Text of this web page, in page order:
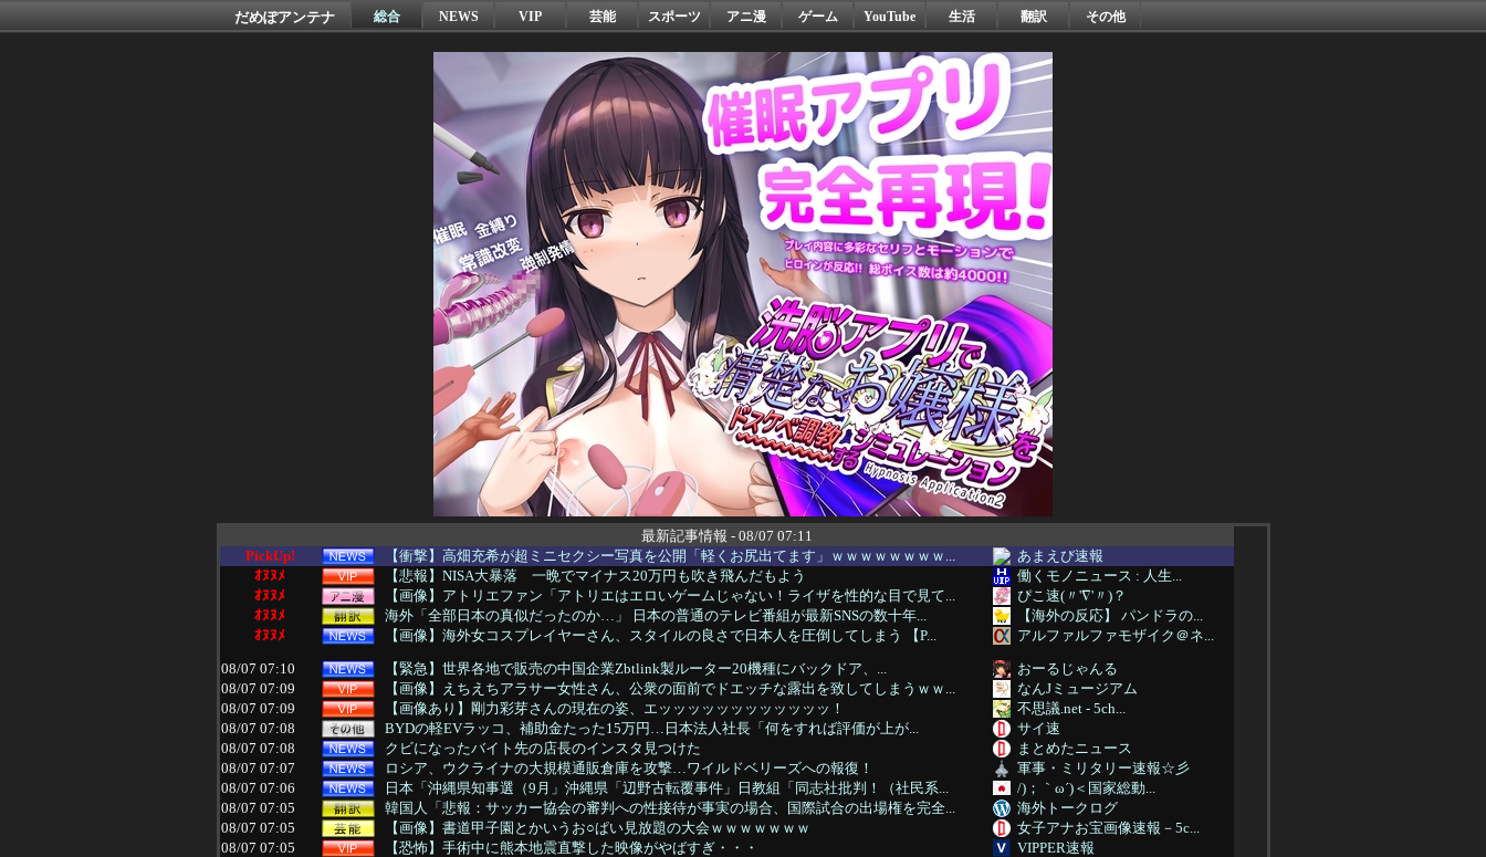
だめぽアンテナ 総合 NEWS VIP 芸能 スポーツ アニ漫 ゲーム YouTube 生活 翻訳 その他
最新記事情報 - 08/07 07:11
PickUp!
【衝撃】高畑充希が超ミニセクシー写真を公開「軽くお尻出てます」ｗｗｗｗｗｗｗｗ...
あまえび速報
ｵﾇﾇﾒ
【悲報】NISA大暴落 一晩でマイナス20万円も吹き飛んだもよう
働くモノニュース : 人生...
ｵﾇﾇﾒ
【画像】アトリエファン「アトリエはエロいゲームじゃない！ライザを性的な目で見て...
ぴこ速(〃'∇'〃)？
ｵﾇﾇﾒ
海外「全部日本の真似だったのか…」 日本の普通のテレビ番組が最新SNSの数十年...
【海外の反応】 パンドラの...
ｵﾇﾇﾒ
【画像】海外女コスプレイヤーさん、スタイルの良さで日本人を圧倒してしまう 【P...
アルファルファモザイク＠ネ...
08/07 07:10
【緊急】世界各地で販売の中国企業Zbtlink製ルーター20機種にバックドア、...
おーるじゃんる
08/07 07:09
【画像】えちえちアラサー女性さん、公衆の面前でドエッチな露出を致してしまうｗｗ...
なんJミュージアム
08/07 07:09
【画像あり】剛力彩芽さんの現在の姿、エッッッッッッッッッッッッ！
不思議.net - 5ch...
08/07 07:08
BYDの軽EVラッコ、補助金たった15万円…日本法人社長「何をすれば評価が上が...
サイ速
08/07 07:08
クビになったバイト先の店長のインスタ見つけた
まとめたニュース
08/07 07:07
ロシア、ウクライナの大規模通販倉庫を攻撃…ワイルドベリーズへの報復！
軍事・ミリタリー速報☆彡
08/07 07:06
日本「沖縄県知事選（9月」沖縄県「辺野古転覆事件」日教組「同志社批判！（社民系...
/)；｀ω´)＜国家総動...
08/07 07:05
韓国人「悲報：サッカー協会の審判への性接待が事実の場合、国際試合の出場権を完全...
海外トークログ
08/07 07:05
【画像】書道甲子園とかいうお○ぱい見放題の大会ｗｗｗｗｗｗｗ
女子アナお宝画像速報－5c...
08/07 07:05
【恐怖】手術中に熊本地震直撃した映像がやばすぎ・・・
VIPPER速報